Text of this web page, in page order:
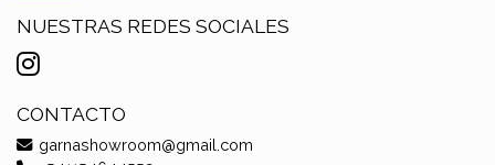
NUESTRAS REDES SOCIALES
CONTACTO
garnashowroom@gmail.com